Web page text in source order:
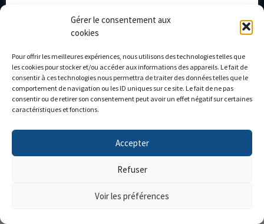
Gérer le consentement aux
cookies
Pour offrir les meilleures expériences, nous utilisons des technologies telles que
les cookies pour stocker et/ou accéder aux informations des appareils. Le fait de
consentir à ces technologies nous permettra de traiter des données telles que le
comportement de navigation ou les ID uniques sur ce site. Le fait de ne pas
consentir ou de retirer son consentement peut avoir un effet négatif sur certaines
caractéristiques et fonctions.
Accepter
Refuser
Voir les préférences
Eligor club
Shop
Custom models
The museum
Contact
My account
Cart
Personnalisez votre camion